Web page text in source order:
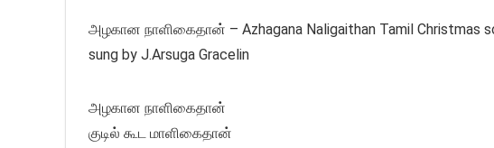
அழகான நாளிகைதான் – Azhagana Naligaithan Tamil Christmas
sung by J.Arsuga Gracelin
அழகான நாளிகைதான்
குடில் கூட மாளிகைதான்